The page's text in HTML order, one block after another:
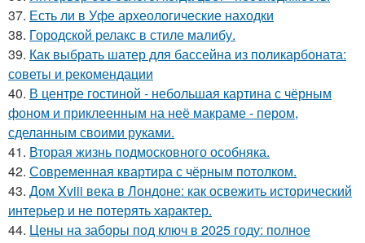
37. Есть ли в Уфе археологические находки
38. Городской релакс в стиле малибу.
39. Как выбрать шатер для бассейна из поликарбоната:
советы и рекомендации
40. В центре гостиной - небольшая картина с чёрным
фоном и приклеенным на неё макраме - пером,
сделанным своими руками.
41. Вторая жизнь подмосковного особняка.
42. Современная квартира с чёрным потолком.
43. Дом Xviii века в Лондоне: как освежить исторический
интерьер и не потерять характер.
44. Цены на заборы под ключ в 2025 году: полное